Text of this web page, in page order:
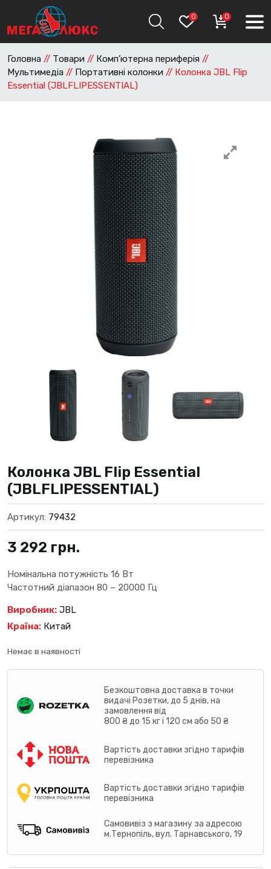
0 0
Головна // Товари // Комп’ютерна периферія //
Мультимедіа // Портативні колонки // Колонка JBL Flip
Essential (JBLFLIPESSENTIAL)
Колонка JBL Flip Essential
(JBLFLIPESSENTIAL)
Артикул: 79432
3 292 грн.
Номінальна потужність 16 Вт
Частотний діапазон 80 – 20000 Гц
Виробник: JBL
Країна: Китай
Немає в наявності
Безкоштовна доставка в точки
видачі Розетки, до 5 днів, на
замовлення від
800 ₴ до 15 кг і 120 см або 50 ₴
Вартість доставки згідно тарифів
перевізника
Вартість доставки згідно тарифів
перевізника
Самовивіз з магазину за адресою
м.Тернопіль, вул. Тарнавського, 19